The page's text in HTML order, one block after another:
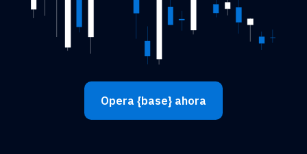
Opera {base} ahora